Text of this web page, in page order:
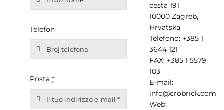
Telefon
Posta *
cesta 191
10000 Zagreb,
Hrvatska
Telefono: +385 1
3644 121
FAX: +385 1 5579
103
E-mail:
info@crobrick.com
Web: